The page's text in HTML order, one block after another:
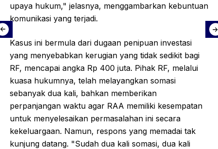
upaya hukum," jelasnya, menggambarkan kebuntuan
komunikasi yang terjadi.
Kasus ini bermula dari dugaan penipuan investasi
yang menyebabkan kerugian yang tidak sedikit bagi
RF, mencapai angka Rp 400 juta. Pihak RF, melalui
kuasa hukumnya, telah melayangkan somasi
sebanyak dua kali, bahkan memberikan
perpanjangan waktu agar RAA memiliki kesempatan
untuk menyelesaikan permasalahan ini secara
kekeluargaan. Namun, respons yang memadai tak
kunjung datang. "Sudah dua kali somasi, dua kali